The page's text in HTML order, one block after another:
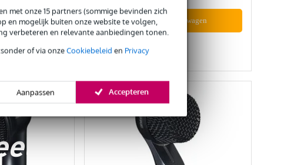
met onze 15 partners (sommige bevinden zich
en mogelijk buiten onze website te volgen,
verbeteren en relevante aanbiedingen tonen.
of via onzeCookiebeleid en Privacy
Aanpassen Accepteren
Vergelijken
In mijn winkelwagen